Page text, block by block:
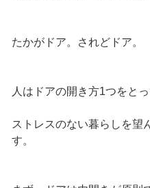
たかがドア。されどドア。
人はドアの開き方1つをと
ストレスのない暮らしを望
す。